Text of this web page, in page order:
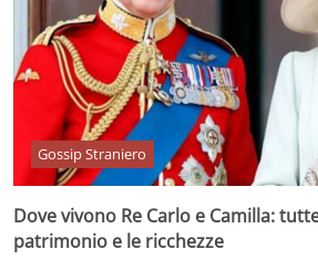
Gossip Straniero
Dove vivono Re Carlo e Camilla:
patrimonio e le ricchezze